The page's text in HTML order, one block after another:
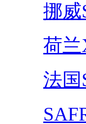
挪威
荷兰
法国